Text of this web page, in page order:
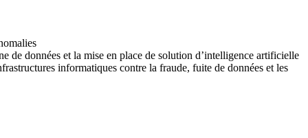
de données et la mise en place de solution d’intelligence artificielle
informatiques contre la fraude, fuite de données et les